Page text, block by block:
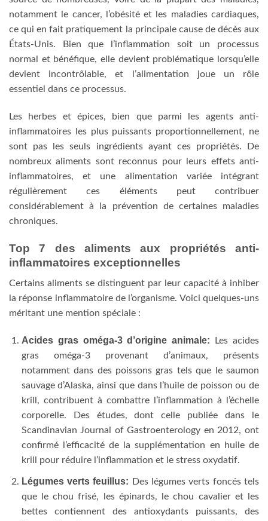
notamment le cancer, l’obésité et les maladies cardiaques,
ce qui en fait pratiquement la principale cause de décès aux
États-Unis. Bien que l’inflammation soit un processus
normal et bénéfique, elle devient problématique lorsqu’elle
devient incontrôlable, et l’alimentation joue un rôle
essentiel dans ce processus.
Les herbes et épices, bien que parmi les agents anti-
inflammatoires les plus puissants proportionnellement, ne
sont pas les seuls ingrédients ayant ces propriétés. De
nombreux aliments sont reconnus pour leurs effets anti-
inflammatoires, et une alimentation variée intégrant
régulièrement ces éléments peut contribuer
considérablement à la prévention de certaines maladies
chroniques.
Top 7 des aliments aux propriétés anti-
inflammatoires exceptionnelles
Certains aliments se distinguent par leur capacité à inhiber
la réponse inflammatoire de l’organisme. Voici quelques-uns
méritant une mention spéciale :
Acides gras oméga-3 d’origine animale: Les acides
gras oméga-3 provenant d’animaux, présents
notamment dans des poissons gras tels que le saumon
sauvage d’Alaska, ainsi que dans l’huile de poisson ou de
krill, contribuent à combattre l’inflammation à l’échelle
corporelle. Des études, dont celle publiée dans le
Scandinavian Journal of Gastroenterology en 2012, ont
confirmé l’efficacité de la supplémentation en huile de
krill pour réduire l’inflammation et le stress oxydatif.
Légumes verts feuillus: Des légumes verts foncés tels
que le chou frisé, les épinards, le chou cavalier et les
bettes contiennent des antioxydants puissants, des